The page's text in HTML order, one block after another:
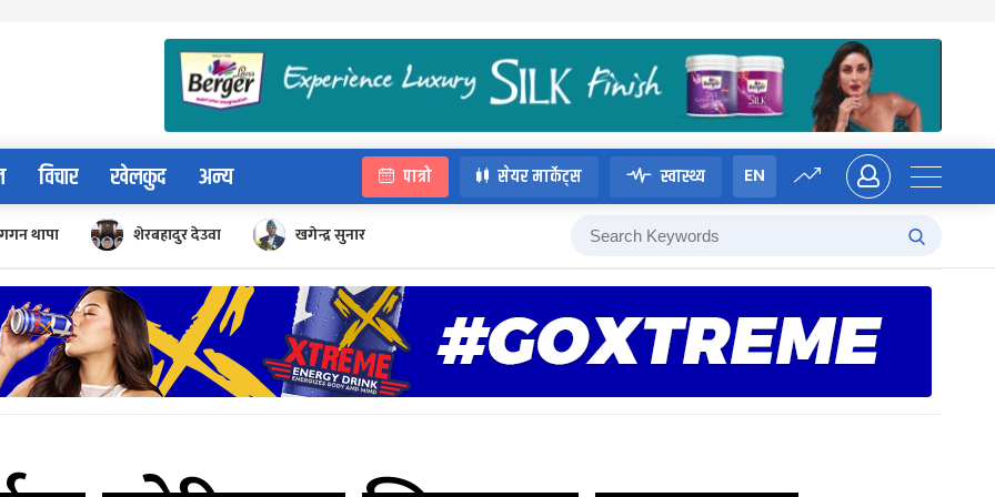
विचार खेलकुद अन्य पात्रो सेयर मार्केट्स स्वास्थ्य EN
गगन थापा शेरबहादुर देउवा खगेन्द्र सुनार